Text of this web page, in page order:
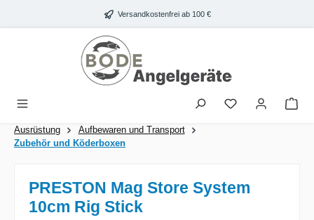
Zum Hauptinhalt springen Versandkostenfrei ab 100 €
Ausrüstung
Aufbewaren und Transport
Zubehör und Köderboxen
PRESTON Mag Store System
10cm Rig Stick